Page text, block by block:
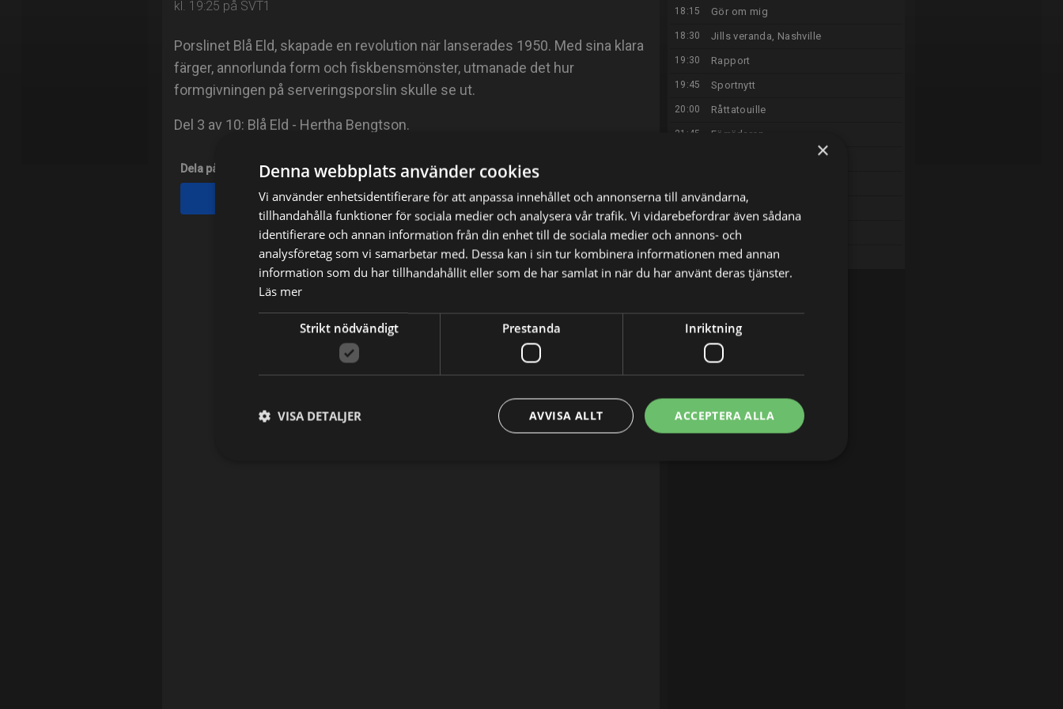
kl. 19:25 på SVT1
Porslinet Blå Eld, skapade en revolution när lanserades 1950. Med sina klara
färger, annorlunda form och fiskbensmönster, utmanade det hur
formgivningen på serveringsporslin skulle se ut.
Del 3 av 10: Blå Eld - Hertha Bengtson.
Dela på
Facebook X E-postadress
18:15 Gör om mig
18:30 Jills veranda, Nashville
19:30 Rapport
19:45 Sportnytt
20:00 Råttatouille
21:45 Förrädaren
Greven av Monte Cristo
03:30 Sändningsuppehåll
05:00 Moraeus med mera
×
Denna webbplats använder cookies
Vi använder enhetsidentifierare för att anpassa innehållet och annonserna till användarna,
tillhandahålla funktioner för sociala medier och analysera vår trafik. Vi vidarebefordrar även sådana
identifierare och annan information från din enhet till de sociala medier och annons- och
analysföretag som vi samarbetar med. Dessa kan i sin tur kombinera informationen med annan
information som du har tillhandahållit eller som de har samlat in när du har använt deras tjänster.
Läs mer
Strikt nödvändigt Prestanda Inriktning
ACCEPTERA ALLA
AVVISA ALLT
VISA DETALJER